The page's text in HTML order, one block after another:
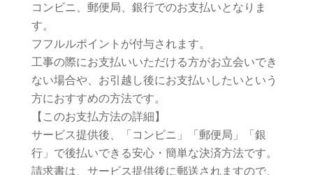
コンビニ、郵便局、銀行でのお支払いとなりま
す。
フフルルポイントが付与されます。
工事の際にお支払いいただける方がお立会いでき
ない場合や、お引越し後にお支払いしたいという
方におすすめの方法です。
【このお支払方法の詳細】
サービス提供後、「コンビニ」「郵便局」「銀
行」で後払いできる安心・簡単な決済方法です。
請求書は、サービス提供後に郵送されますので、